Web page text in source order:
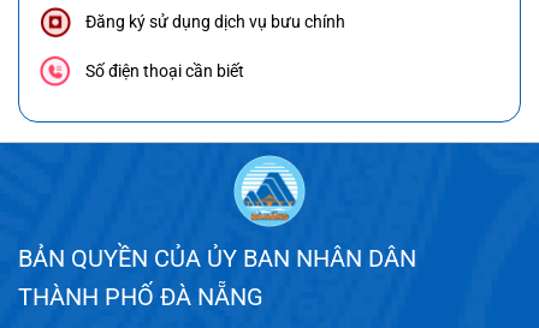
Đăng ký sử dụng dịch vụ bưu chính
Số điện thoại cần biết
BẢN QUYỀN CỦA ỦY BAN NHÂN DÂN
THÀNH PHỐ ĐÀ NẴNG